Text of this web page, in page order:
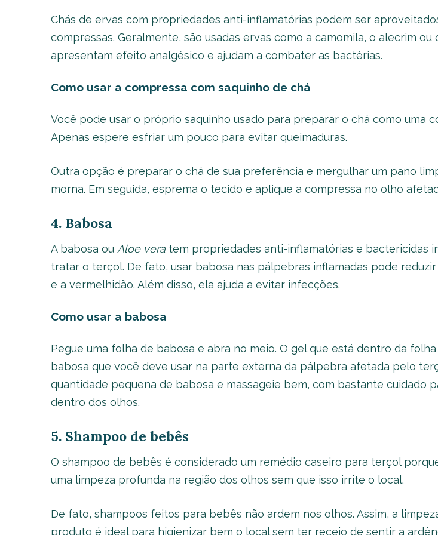
Chás de ervas com propriedades anti-inflamatórias podem ser
compressas. Geralmente, são usadas ervas como a camomila, o alecrim ou
apresentam efeito analgésico e ajudam a combater as bactérias.
Como usar a compressa com saquinho de chá
Você pode usar o próprio saquinho usado para preparar o chá como uma
Apenas espere esfriar um pouco para evitar queimaduras.
Outra opção é preparar o chá de sua preferência e mergulhar um pano
morna. Em seguida, esprema o tecido e aplique a compressa no olho
4. Babosa
A babosa ou Aloe veratem propriedades anti-inflamatórias e bactericidas
tratar o terçol. De fato, usar babosa nas pálpebras inflamadas pode
e a vermelhidão. Além disso, ela ajuda a evitar infecções.
Como usar a babosa
Pegue uma folha de babosa e abra no meio. O gel que está dentro da
babosa que você deve usar na parte externa da pálpebra afetada pelo
quantidade pequena de babosa e massageie bem, com bastante cuidado
dentro dos olhos.
5. Shampoo de bebês
O shampoo de bebês é considerado um remédio caseiro para terçol
uma limpeza profunda na região dos olhos sem que isso irrite o local.
De fato, shampoos feitos para bebês não ardem nos olhos. Assim, a
produto é ideal para higienizar bem o local sem ter receio de sentir a